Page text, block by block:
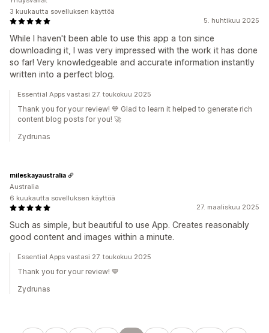
5. huhtikuu 2025
While I haven't been able to use this app a ton since
downloading it, I was very impressed with the work it has done
so far! Very knowledgeable and accurate information instantly
written into a perfect blog.
3 kuukautta sovelluksen käyttöä
Essential Apps vastasi 27. toukokuu 2025
Thank you for your review! 💙 Glad to learn it helped to generate rich
content blog posts for you! 🚀
Zydrunas
27. maaliskuu 2025
Such as simple, but beautiful to use App. Creates reasonably
good content and images within a minute.
mileskayaustralia
Australia
6 kuukautta sovelluksen käyttöä
Essential Apps vastasi 27. toukokuu 2025
Thank you for your review! 💙
Zydrunas